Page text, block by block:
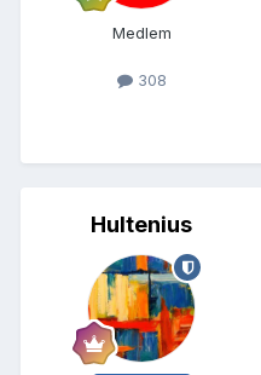
Medlem
308
Hultenius